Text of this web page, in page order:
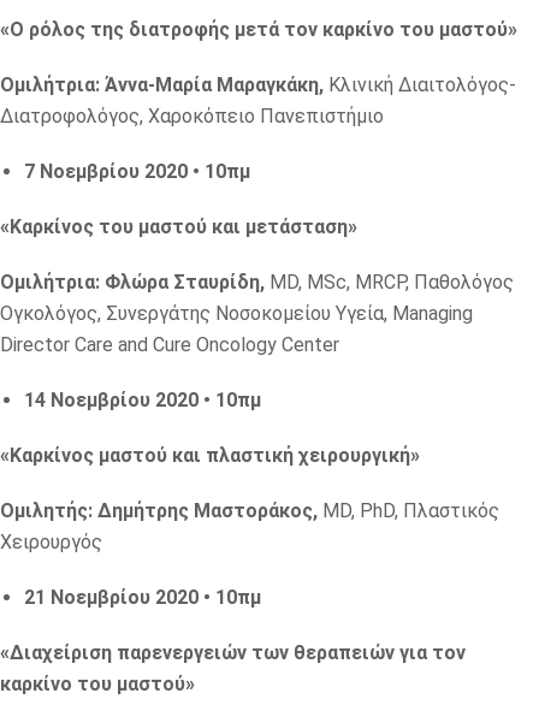
«Ο ρόλος της διατροφής μετά τον καρκίνο του μαστού»
Ομιλήτρια: Άννα-Μαρία Μαραγκάκη, Κλινική Διαιτολόγος-
Διατροφολόγος, Χαροκόπειο Πανεπιστήμιο
7 Νοεμβρίου 2020 • 10πμ
«Καρκίνος του μαστού και μετάσταση»
Ομιλήτρια: Φλώρα Σταυρίδη, MD, MSc, MRCP, Παθολόγος
Ογκολόγος, Συνεργάτης Νοσοκομείου Υγεία, Managing
Director Care and Cure Oncology Center
14 Νοεμβρίου 2020 • 10πμ
«Καρκίνος μαστού και πλαστική χειρουργική»
Ομιλητής: Δημήτρης Μαστοράκος, MD, PhD, Πλαστικός
Χειρουργός
21 Νοεμβρίου 2020 • 10πμ
«Διαχείριση παρενεργειών των θεραπειών για τον
καρκίνο του μαστού»